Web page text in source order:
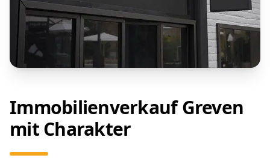
Immobilienverkauf Greven
mit Charakter